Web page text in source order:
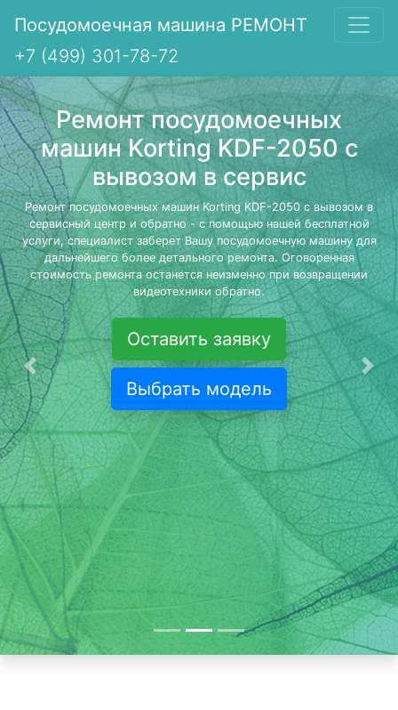
Посудомоечная машина РЕМОНТ
+7 (499) 301-78-72
Ремонт посудомоечных
машин Korting KDF-2050 с
вывозом в сервис
Ремонт посудомоечных машин Korting KDF-2050 с вывозом в
сервисный центр и обратно - с помощью нашей бесплатной
услуги, специалист заберет Вашу посудомоечную машину для
дальнейшего более детального ремонта. Оговоренная
стоимость ремонта останется неизменно при возвращении
видеотехники обратно.
Оставить заявку
Выбрать модель
Предыдущая